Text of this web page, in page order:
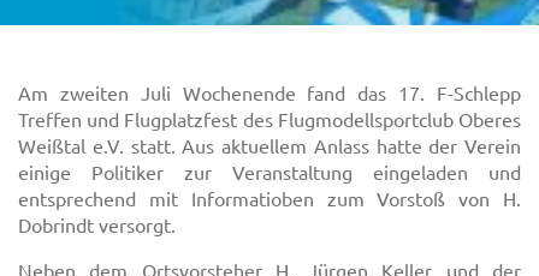
Am zweiten Juli Wochenende fand das 17. F-Schlepp
Treffen und Flugplatzfest des Flugmodellsportclub Oberes
Weißtal e.V. statt. Aus aktuellem Anlass hatte der Verein
einige Politiker zur Veranstaltung eingeladen und
entsprechend mit Informatioben zum Vorstoß von H.
Dobrindt versorgt.
Neben dem Ortsvorsteher H. Jürgen Keller und der